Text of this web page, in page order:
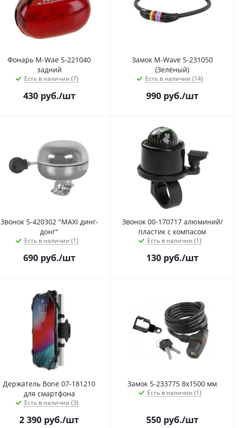
Фонарь M-Wae 5-221040
задний
Есть в наличии (7)
430руб./шт
Замок M-Wave 5-231050
(Зелёный)
Есть в наличии (14)
990руб./шт
Звонок 5-420302 "MAXI динг-
донг"
Есть в наличии (1)
690руб./шт
Звонок 00-170717 алюминий/
пластик с компасом
Есть в наличии (1)
130руб./шт
Держатель Bone 07-181210
для смартфона
Есть в наличии (3)
2 390 руб./шт
Замок 5-233775 8х1500 мм
Есть в наличии (1)
550руб./шт